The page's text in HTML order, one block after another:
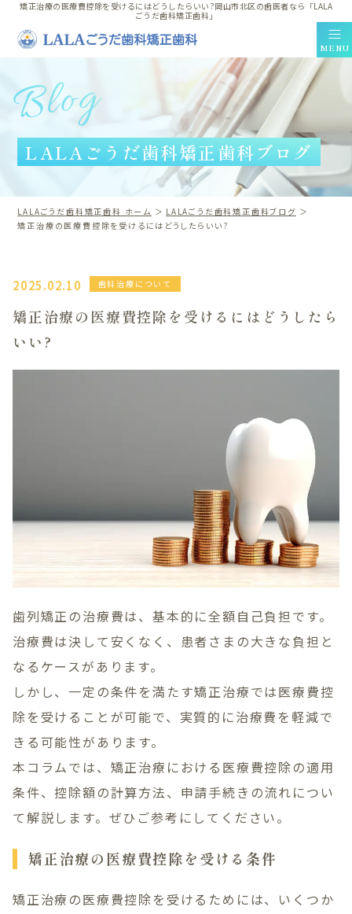
矯正治療の医療費控除を受けるにはどうしたらいい?岡山市北区の歯医者なら「LALA
ごうだ歯科矯正歯科」
MENU
Clinic Contents
ホーム
コンセプト
料金表
採用情報
LINE相談
ブログ
プライバシーポリシー
Treatment Contents
訪問歯科診療
086-363-1811
休診日 水曜日・日曜日・祝日
WEB予約
LINE無料相談
Blog
LALAごうだ歯科矯正歯科ブログ
LALAごうだ歯科矯正歯科 ホーム
LALAごうだ歯科矯正歯科ブログ
矯正治療の医療費控除を受けるにはどうしたらいい?
2025.02.10 歯科治療について
矯正治療の医療費控除を受けるにはどうしたら
いい?
歯列矯正の治療費は、基本的に全額自己負担です。
治療費は決して安くなく、患者さまの大きな負担と
なるケースがあります。
しかし、一定の条件を満たす矯正治療では医療費控
除を受けることが可能で、実質的に治療費を軽減で
きる可能性があります。
本コラムでは、矯正治療における医療費控除の適用
条件、控除額の計算方法、申請手続きの流れについ
て解説します。ぜひご参考にしてください。
矯正治療の医療費控除を受ける条件
矯正治療の医療費控除を受けるためには、いくつか